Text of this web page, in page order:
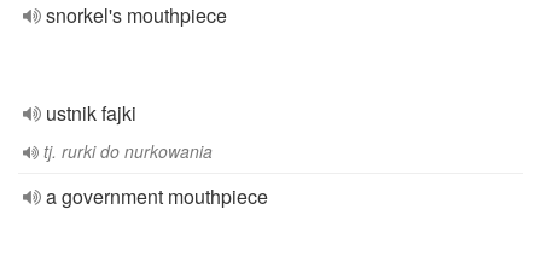
snorkel's mouthpiece
ustnik fajki
tj. rurki do nurkowania
a government mouthpiece